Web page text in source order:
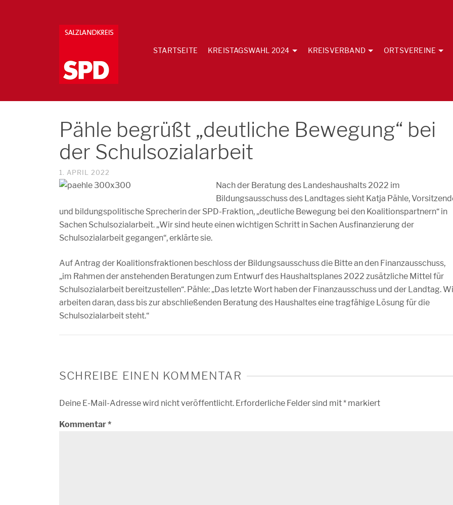
STARTSEITE KREISTAGSWAHL 2024 KREISVERBAND ORTSVEREINE
Pähle begrüßt „deutliche Bewegung“ bei
der Schulsozialarbeit
1. APRIL 2022
Nach der Beratung des Landeshaushalts 2022 im
Bildungsausschuss des Landtages sieht Katja Pähle,
und bildungspolitische Sprecherin der SPD-Fraktion, „deutliche Bewegung bei den Koalitionspartnern“ in
Sachen Schulsozialarbeit. „Wir sind heute einen wichtigen Schritt in Sachen Ausfinanzierung der
Schulsozialarbeit gegangen“, erklärte sie.
Auf Antrag der Koalitionsfraktionen beschloss der Bildungsausschuss die Bitte an den Finanzausschuss,
„im Rahmen der anstehenden Beratungen zum Entwurf des Haushaltsplanes 2022 zusätzliche Mittel für
Schulsozialarbeit bereitzustellen“. Pähle: „Das letzte Wort haben der Finanzausschuss und der Landtag.
arbeiten daran, dass bis zur abschließenden Beratung des Haushaltes eine tragfähige Lösung für die
Schulsozialarbeit steht.“
SCHREIBE EINEN KOMMENTAR
Deine E-Mail-Adresse wird nicht veröffentlicht. Erforderliche Felder sind mit* markiert
Kommentar*